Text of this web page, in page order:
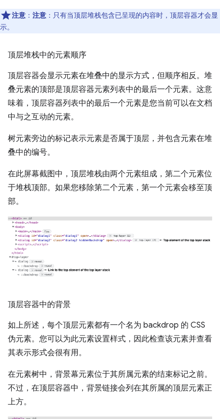
注意 ： 注意 ：只有当顶层堆栈包含已呈现的内容时，顶层容器才会显
示。
顶层堆栈中的元素顺序
顶层容器会显示元素在堆叠中的显示方式，但顺序相反。堆
叠元素的顶部是顶层容器元素列表中的最后一个元素。这意
味着，顶层容器列表中的最后一个元素是您当前可以在文档
中与之互动的元素。
树元素旁边的标记表示元素是否属于顶层，并包含元素在堆
叠中的编号。
在此屏幕截图中，顶层堆栈由两个元素组成，第二个元素位
于堆栈顶部。如果您移除第二个元素，第一个元素会移至顶
部。
顶层容器中的背景
如上所述，每个顶层元素都有一个名为 backdrop 的 CSS
伪元素。您可以为此元素设置样式，因此检查该元素并查看
其表示形式会很有用。
在元素树中，背景幕元素位于其所属元素的结束标记之前。
不过，在顶层容器中，背景链接会列在其所属的顶层元素正
上方。